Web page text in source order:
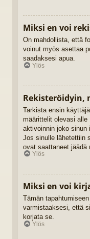
Miksi en voi
On mahdollista, että
voinut myös asettaa
saadaksesi apua.
Ylös
Rekisteröidyin,
Tarkista ensin
määrittelit olevasi
aktivoinnin joko sinun
Jos sinulle lähetettiin
ovat saattaneet jäädä
Ylös
Miksi en voi
Tämän
varmistaaksesi, että
korjata se.
Ylös